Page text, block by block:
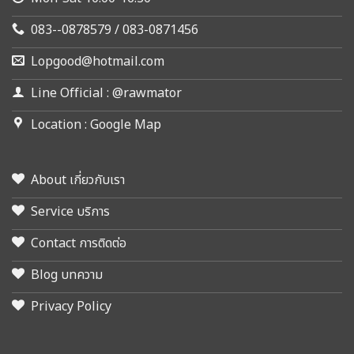
083--0878579 / 083-0871456
Lopgood@hotmail.com
Line Official : @rawmator
Location : Google Map
About เกี่ยวกับเรา
Service บริการ
Contact การติดต่อ
Blog บทความ
Privacy Policy